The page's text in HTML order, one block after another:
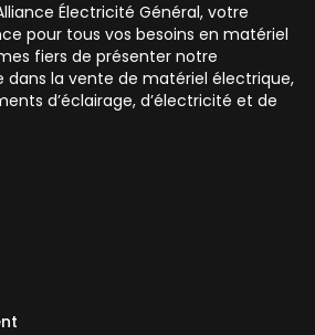
Électricité Général, votre
pour tous vos besoins en matériel
fiers de présenter notre
dans la vente de matériel électrique,
d’éclairage, d’électricité et de